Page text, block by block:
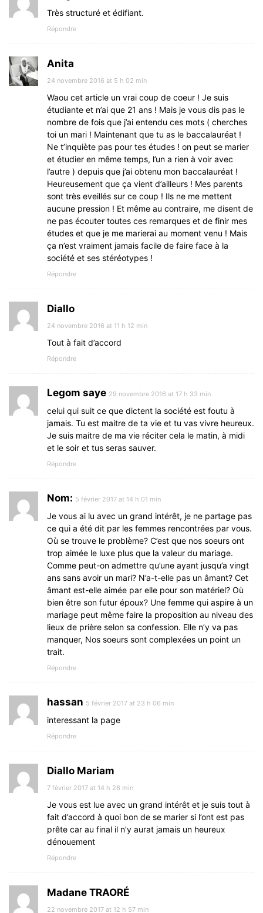
Très structuré et édifiant.
Répondre
Anita
24 novembre 2016 at 5 h 02 min
Waou cet article un vrai coup de coeur ! Je suis
étudiante et n’ai que 21 ans ! Mais je vous dis pas le
nombre de fois que j’ai entendu ces mots ( cherches
toi un mari ! Maintenant que tu as le baccalauréat !
Ne t’inquiète pas pour tes études ! on peut se marier
et étudier en même temps, l’un a rien à voir avec
l’autre ) depuis que j’ai obtenu mon baccalauréat !
Heureusement que ça vient d’ailleurs ! Mes parents
sont très eveillés sur ce coup ! Ils ne me mettent
aucune pression ! Et même au contraire, me disent de
ne pas écouter toutes ces remarques et de finir mes
études et que je me marierai au moment venu ! Mais
ça n’est vraiment jamais facile de faire face à la
société et ses stéréotypes !
Répondre
Diallo
24 novembre 2016 at 11 h 12 min
Tout à fait d’accord
Répondre
Legom saye 29 novembre 2016 at 17 h 33 min
celui qui suit ce que dictent la société est foutu à
jamais. Tu est maitre de ta vie et tu vas vivre heureux.
Je suis maitre de ma vie réciter cela le matin, à midi
et le soir et tus seras sauver.
Répondre
Nom: 5 février 2017 at 14 h 01 min
Je vous ai lu avec un grand intérêt, je ne partage pas
ce qui a été dit par les femmes rencontrées par vous.
Où se trouve le problème? C’est que nos soeurs ont
trop aimée le luxe plus que la valeur du mariage.
Comme peut-on admettre qu’une ayant jusqu’a vingt
ans sans avoir un mari? N’a-t-elle pas un âmant? Cet
âmant est-elle aimée par elle pour son matériel? Où
bien être son futur époux? Une femme qui aspire à un
mariage peut même faire la proposition au niveau des
lieux de prière selon sa confession. Elle n’y va pas
manquer, Nos soeurs sont complexées un point un
trait.
Répondre
hassan 5 février 2017 at 23 h 06 min
interessant la page
Répondre
Diallo Mariam
7 février 2017 at 14 h 26 min
Je vous est lue avec un grand intérêt et je suis tout à
fait d’accord à quoi bon de se marier si l’ont est pas
prête car au final il n’y aurat jamais un heureux
dénouement
Répondre
Madane TRAORÉ
22 novembre 2017 at 12 h 57 min